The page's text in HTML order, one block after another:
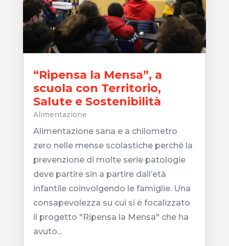
“Ripensa la Mensa”, a
scuola con Territorio,
Salute e Sostenibilità
Alimentazione
Alimentazione sana e a chilometro
zero nelle mense scolastiche perché la
prevenzione di molte serie patologie
deve partire sin a partire dall’età
infantile coinvolgendo le famiglie. Una
consapevolezza su cui si è focalizzato
il progetto "Ripensa la Mensa" che ha
avuto...